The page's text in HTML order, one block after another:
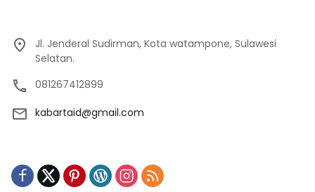
Jl. Jenderal Sudirman, Kota watampone, Sulawesi
Selatan.
081267412899
kabartaid@gmail.com